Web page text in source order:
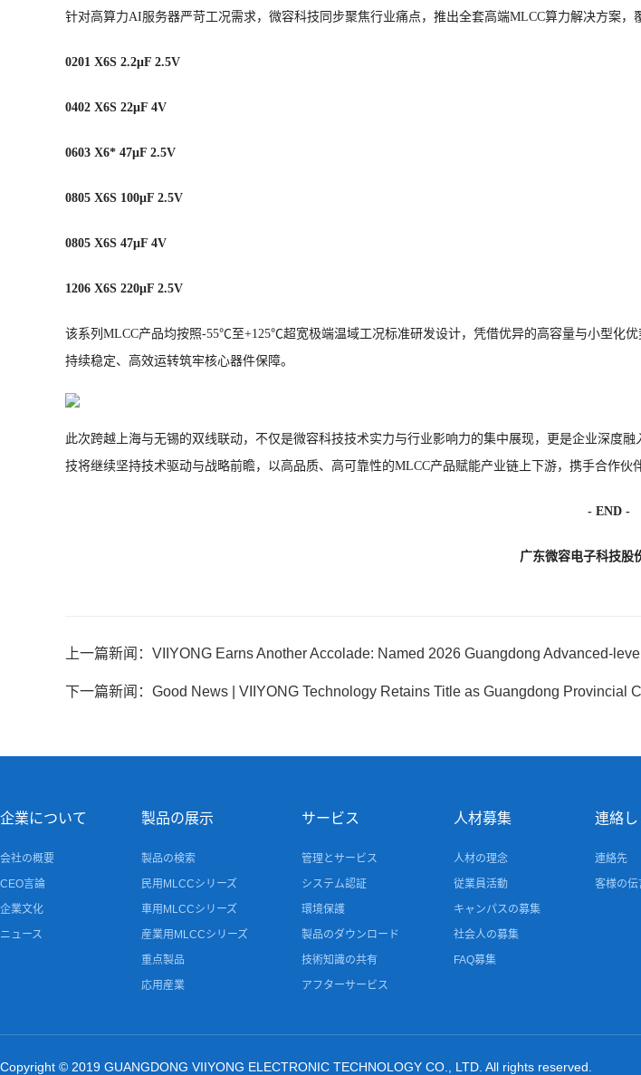
针对高算力AI服务器严苛工况需求，微容科技同步聚焦行业痛点，推出全套高端MLCC算力解决方案，
0201 X6S 2.2μF 2.5V
0402 X6S 22μF 4V
0603 X6* 47μF 2.5V
0805 X6S 100μF 2.5V
0805 X6S 47μF 4V
1206 X6S 220μF 2.5V
该系列MLCC产品均按照-55℃至+125℃超宽极端温域工况标准研发设计，凭借优异的高容量与小型化
持续稳定、高效运转筑牢核心器件保障。
此次跨越上海与无锡的双线联动，不仅是微容科技技术实力与行业影响力的集中展现，更是企业深度
技将继续坚持技术驱动与战略前瞻，以高品质、高可靠性的MLCC产品赋能产业链上下游，携手合作伙
- END -
广东微容电子科技股
上一篇新闻：VIIYONG Earns Another Accolade: Named 2026 Guangdong Advanced-
下一篇新闻：Good News | VIIYONG Technology Retains Title as Guangdong Provincial
企業について
会社の概要
CEO言論
企業文化
ニュース
製品の展示
製品の検索
民用MLCCシリーズ
車用MLCCシリーズ
産業用MLCCシリーズ
重点製品
応用産業
サービス
管理とサービス
システム認証
環境保護
製品のダウンロード
技術知識の共有
アフターサービス
人材募集
人材の理念
従業員活動
キャンパスの募集
社会人の募集
FAQ募集
連絡し
連絡先
客様の伝
Copyright © 2019 GUANGDONG VIIYONG ELECTRONIC TECHNOLOGY CO., LTD. All rights reserved.